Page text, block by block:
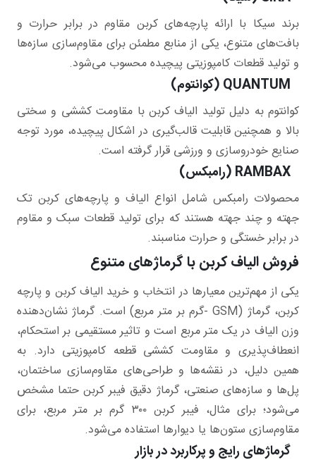
برند سیکا با ارائه پارچه‌های کربن مقاوم در برابر حرارت و
بافت‌های متنوع، یکی از منابع مطمئن برای مقاوم‌سازی سازه‌ها
و تولید قطعات کامپوزیتی پیچیده محسوب می‌شود.
QUANTUM (کوانتوم)
کوانتوم به دلیل تولید الیاف کربن با مقاومت کششی و سختی
بالا و همچنین قابلیت قالب‌گیری در اشکال پیچیده، مورد توجه
صنایع خودروسازی و ورزشی قرار گرفته است.
RAMBAX (رامبکس)
محصولات رامبکس شامل انواع الیاف و پارچه‌های کربن تک
جهته و چند جهته هستند که برای تولید قطعات سبک و مقاوم
در برابر خستگی و حرارت مناسبند.
فروش الیاف کربن با گرماژهای متنوع
یکی از مهم‌ترین معیارها در انتخاب و خرید الیاف کربن و پارچه
کربن، گرماژ (GSM -گرم بر متر مربع) است. گرماژ نشان‌دهنده
وزن الیاف در یک متر مربع است و تاثیر مستقیمی بر استحکام،
انعطاف‌پذیری و مقاومت کششی قطعه کامپوزیتی دارد. به
همین دلیل، در نقشه‌ها و طراحی‌های مقاوم‌سازی ساختمان،
پل‌ها و سازه‌های صنعتی، گرماژ دقیق فیبر کربن حتما مشخص
می‌شود؛ برای مثال، فیبر کربن ۳۰۰ گرم بر متر مربع، برای
مقاوم‌سازی ستون‌ها یا دیوارها استفاده می‌شود.
گرماژهای رایج و پرکاربرد در بازار